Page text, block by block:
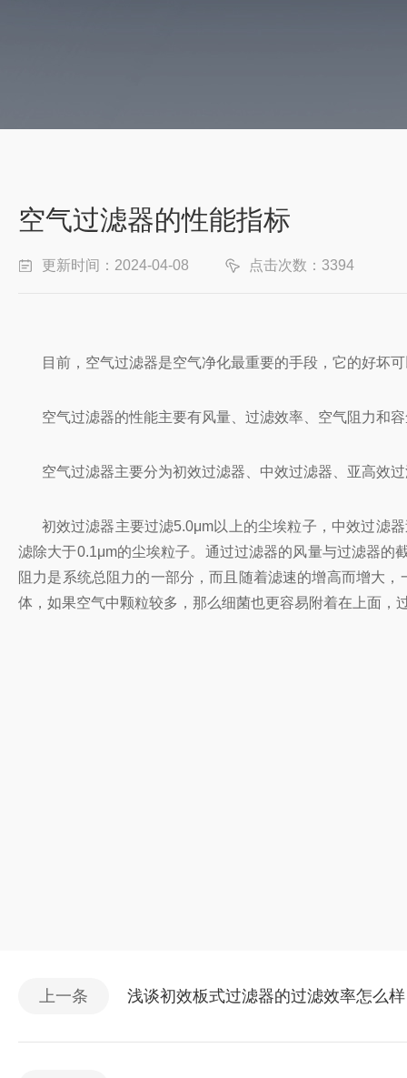
空气过滤器的性能指标
更新时间：2024-04-08 点击次数：3394
目前，空气过滤器是空气净化最重要的手段，它的好坏
空气过滤器的性能主要有风量、过滤效率、空气阻力和
空气过滤器主要分为初效过滤器、中效过滤器、亚高效
初效过滤器主要过滤5.0μm以上的尘埃粒子，中效过滤
滤除大于0.1μm的尘埃粒子。通过过滤器的风量与过滤器
阻力是系统总阻力的一部分，而且随着滤速的增高而增大
体，如果空气中颗粒较多，那么细菌也更容易附着在上面
上一条 浅谈初效板式过滤器的过滤效率怎么